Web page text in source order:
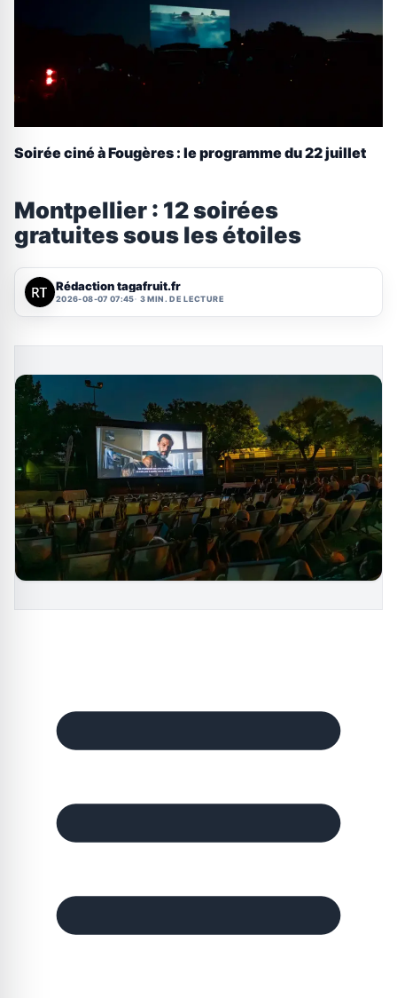
Soirée ciné à Fougères : le programme du 22 juillet
Montpellier : 12 soirées
gratuites sous les étoiles
Rédaction tagafruit.fr
2026-08-07 07:45 3 MIN. DE LECTURE